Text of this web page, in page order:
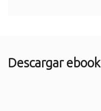
Descargar ebook